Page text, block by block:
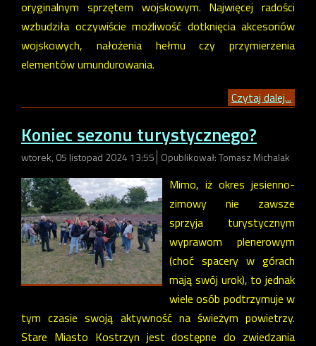
oryginalnym sprzętem wojskowym. Najwięcej radości
wzbudziła oczywiście możliwość dotknięcia akcesoriów
wojskowych, nałożenia hełmu czy przymierzenia
elementów umundurowania.
Czytaj dalej...
Koniec sezonu turystycznego?
wtorek, 05 listopad 2024 13:55 Opublikował: Tomasz Michalak
Mimo, iż okres jesienno-
zimowy nie zawsze
sprzyja turystycznym
wyprawom plenerowym
(choć spacery w górach
mają swój urok), to jednak
wiele osób podtrzymuje w
tym czasie swoją aktywność na świeżym powietrzy.
Stare Miasto Kostrzyn jest dostępne do zwiedzania